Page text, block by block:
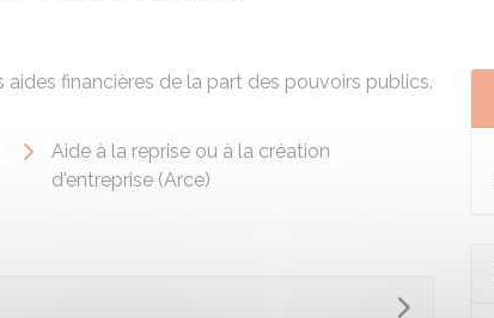
financières de la part des pouvoirs publics.
Aide à la reprise ou à la création
d'entreprise (Arce)